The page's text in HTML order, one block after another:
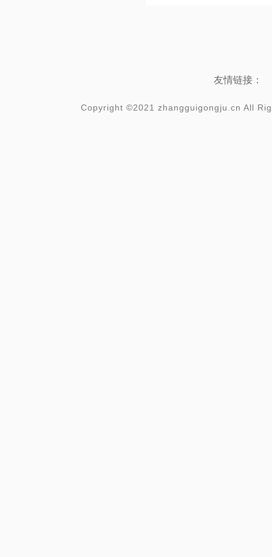
友情链接：
Copyright ©2021 zhangguigongju.cn All